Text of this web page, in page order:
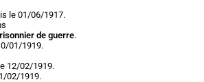
le 01/06/1917.
de guerre.
01/1919.
12/02/1919.
02/1919.